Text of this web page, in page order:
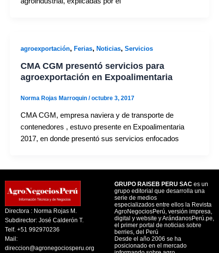
agroexportación, Ferias, Noticias, Servicios
CMA CGM presentó servicios para
agroexportación en Expoalimentaria
Norma Rojas Marroquin /octubre 3, 2017
CMA CGM, empresa naviera y de transporte de
contenedores , estuvo presente en Expoalimentaria
2017, en donde presentó sus servicios enfocados
Directora : Norma Rojas M.
Subdirector: José Calderón T.
Telf. +51 992970236
Mail:
direccion@agronegociosperu.org
GRUPO RAISEB PERU SAC es un
grupo editorial que desarrolla una
serie de medios
especializados entre ellos la Revista
AgroNegociosPerú, versión impresa,
digital y website y ArándanosPerú.pe,
el primer portal de noticias sobre
berries, del Perú
Desde el año 2006 se ha
posicionado en el mercado